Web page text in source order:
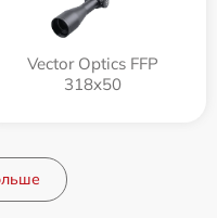
Vector Optics FFP
318x50